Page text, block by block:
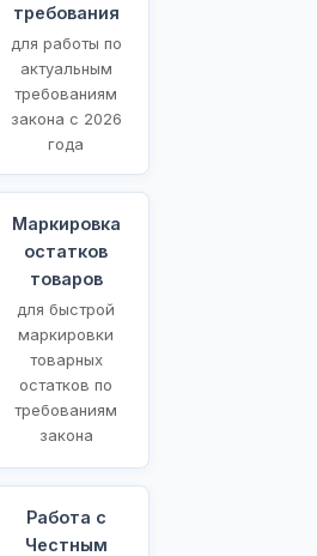
требования
для работы по
актуальным
требованиям
закона с 2026
года
Маркировка
остатков
товаров
для быстрой
маркировки
товарных
остатков по
требованиям
закона
Работа с
Честным